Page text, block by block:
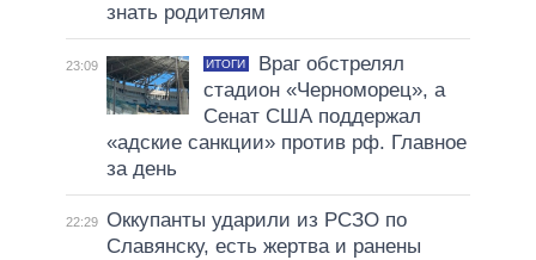
знать родителям
23:09 ИТОГИ
Враг обстрелял
стадион «Черноморец», а
Сенат США поддержал
«адские санкции» против рф. Главное
за день
22:29 Оккупанты ударили из РСЗО по
Славянску, есть жертва и ранены